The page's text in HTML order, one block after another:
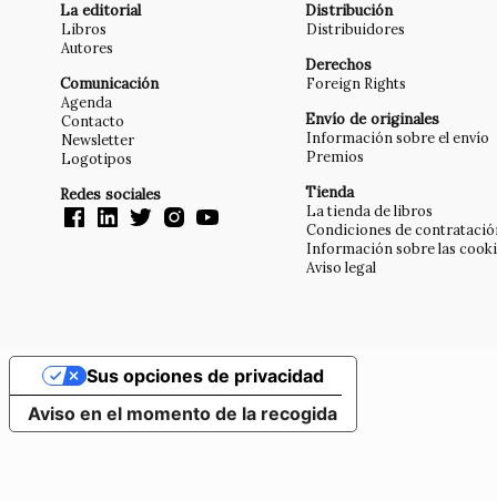
La editorial
Libros
Autores
Comunicación
Agenda
Contacto
Newsletter
Logotipos
Redes sociales
Distribución
Distribuidores
Derechos
Foreign Rights
Envío de originales
Información sobre el envío
Premios
Tienda
La tienda de libros
Condiciones de
Información sobre las
Aviso legal
Aviso en el momento de la recogida
Sus opciones de privacidad